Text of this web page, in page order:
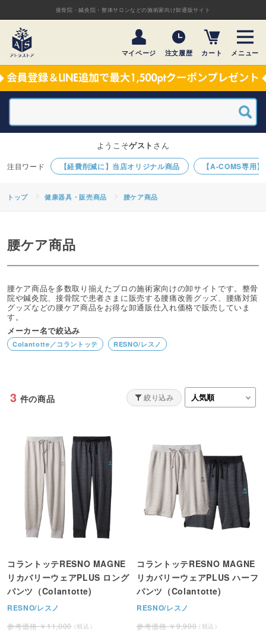
接骨院・鍼灸院・整体サロンなどの施術家向け卸通販サイト
マイページ 注文履歴 カート メニュー
【経費削減に】当店オリジナル商品 【A-COMS専用
ようこそゲスト さん
トップ 健康器具・販売商品 腰ケア商品
腰ケア商品
腰ケア商品を多数取り揃えたプロの施術家向けの卸サイトです。整骨
院や鍼灸院、接骨院で患者さまに販売する腰痛改善グッズ、腰痛対策
グッズなどの腰ケア商品をお得な卸通販仕入れ価格で販売していま
す。
メーカー名で絞込み
Colantotte／コラントッテ RESNO/レスノ
3 件の商品 絞り込み
コラントッテRESNO MAGNE
リカバリーウェアPLUS ロング
パンツ（Colantotte)
RESNO/レスノ
11,000
コラントッテRESNO MAGNE
リカバリーウェアPLUS ハーフ
パンツ（Colantotte)
RESNO/レスノ
9,900